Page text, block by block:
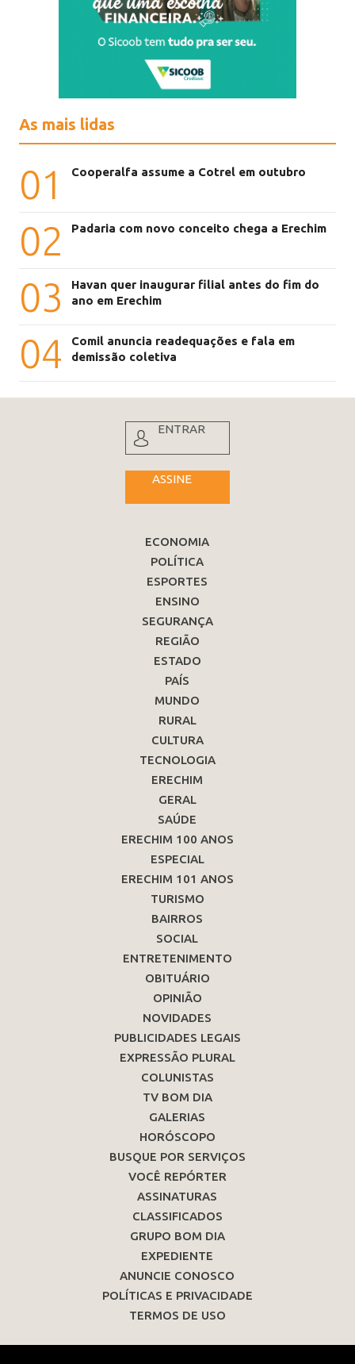
As mais lidas
01 Cooperalfa assume a Cotrel em outubro
02 Padaria com novo conceito chega a Erechim
03
Havan quer inaugurar filial antes do fim do
ano em Erechim
04
Comil anuncia readequações e fala em
demissão coletiva
ENTRAR
ASSINE
ECONOMIA
POLÍTICA
ESPORTES
ENSINO
SEGURANÇA
REGIÃO
ESTADO
PAÍS
MUNDO
RURAL
CULTURA
TECNOLOGIA
ERECHIM
GERAL
SAÚDE
ERECHIM 100 ANOS
ESPECIAL
ERECHIM 101 ANOS
TURISMO
BAIRROS
SOCIAL
ENTRETENIMENTO
OBITUÁRIO
OPINIÃO
NOVIDADES
PUBLICIDADES LEGAIS
EXPRESSÃO PLURAL
COLUNISTAS
TV BOM DIA
GALERIAS
HORÓSCOPO
BUSQUE POR SERVIÇOS
VOCÊ REPÓRTER
ASSINATURAS
CLASSIFICADOS
GRUPO BOM DIA
EXPEDIENTE
ANUNCIE CONOSCO
POLÍTICAS E PRIVACIDADE
TERMOS DE USO